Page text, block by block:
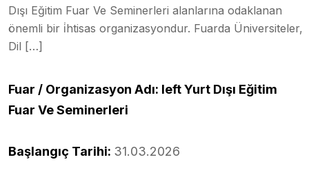
Dışı Eğitim Fuar Ve Seminerleri alanlarına odaklanan
önemli bir i̇htisas organizasyondur. Fuarda Üniversiteler,
Dil […]
Fuar / Organizasyon Adı: Ieft Yurt Dışı Eğitim
Fuar Ve Seminerleri
Başlangıç Tarihi: 31.03.2026